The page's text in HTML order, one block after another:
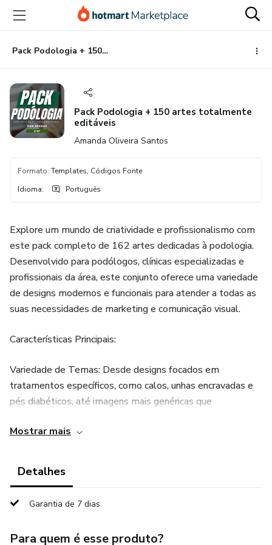
para
conteúdo
principal
para
pagamento
para
rodapé
Pack Podologia + 150 artes totalmente editáveis
Pack Podologia + 150 artes totalmente
editáveis
Amanda Oliveira Santos
Formato: Templates, Códigos Fonte
Idioma: Português
Explore um mundo de criatividade e profissionalismo com
este pack completo de 162 artes dedicadas à podologia.
Desenvolvido para podólogos, clínicas especializadas e
profissionais da área, este conjunto oferece uma variedade
de designs modernos e funcionais para atender a todas as
suas necessidades de marketing e comunicação visual.
Características Principais:
Variedade de Temas: Desde designs focados em
tratamentos específicos, como calos, unhas encravadas e
pés diabéticos, até imagens mais genéricas que
texto, cores e elementos gráficos.
Alta Qualidade: Gráficos em alta resolução para garantir
ou digital.
Mostrar mais
Detalhes
Garantia de 7 dias
Para quem é esse produto?